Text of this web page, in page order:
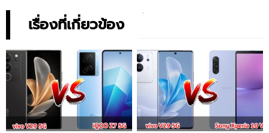
เรื่องที่เกี่ยวข้อง